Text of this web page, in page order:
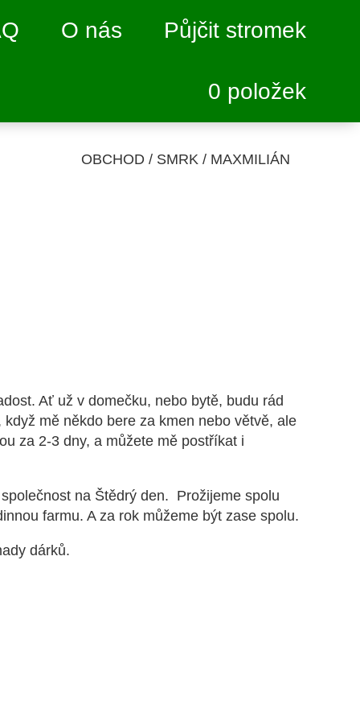
O nás Půjčit stromek
0 položek
OBCHOD / SMRK / MAXMILIÁN
Ať už v domečku, nebo bytě, budu rád
mě někdo bere za kmen nebo větvě, ale
za 2-3 dny, a můžete mě postříkat i
na Štědrý den. Prožijeme spolu
farmu. A za rok můžeme být zase spolu.
dárků.